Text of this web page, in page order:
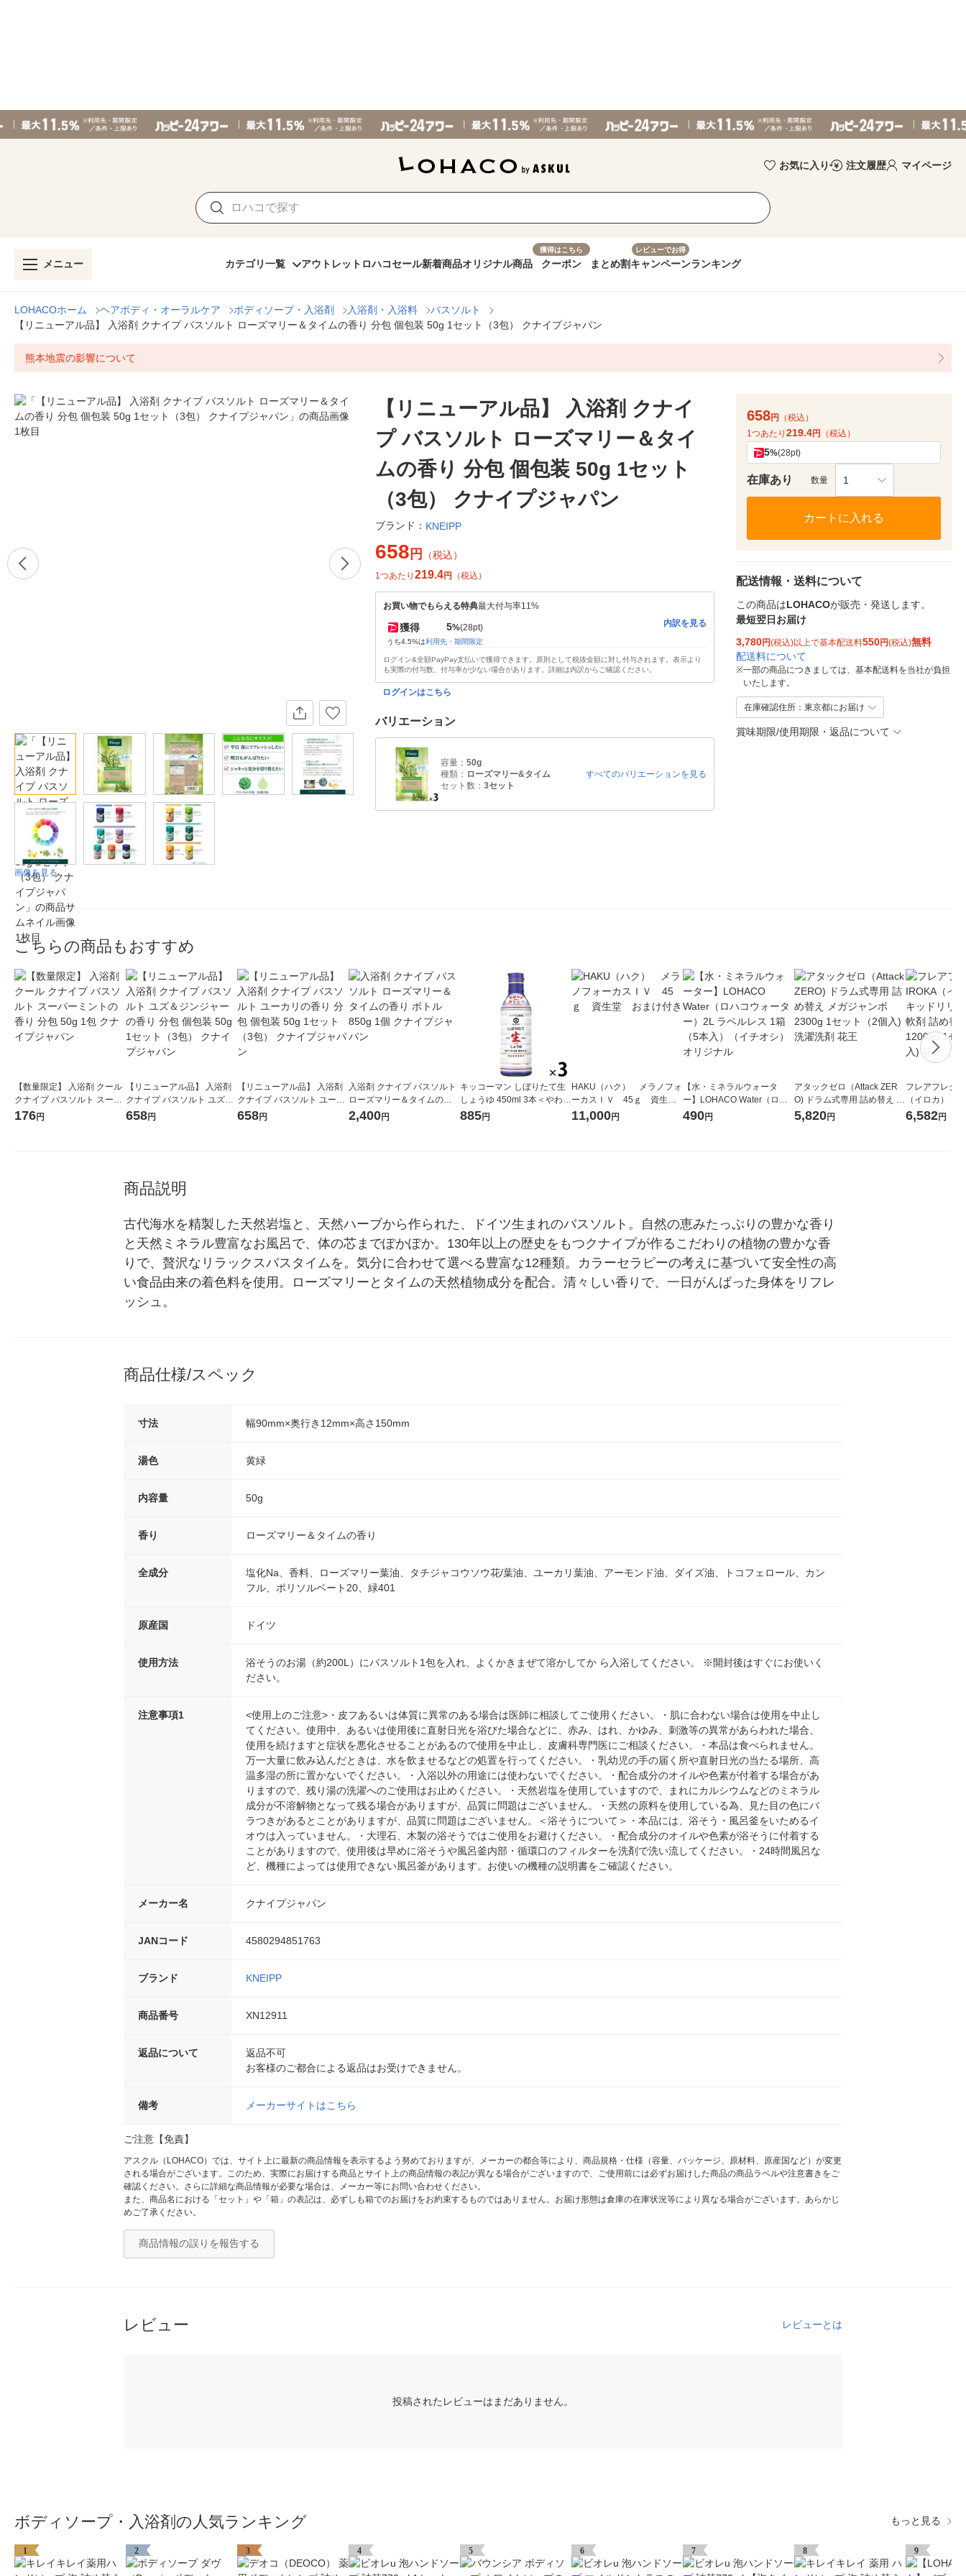
お気に入り 注文履歴 マイページ
メニュー カテゴリ一覧 アウトレット ロハコセール新着商品オリジナル商品
獲得はこちら
クーポン まとめ割
レビューでお得
キャンペーンランキング
LOHACOホーム ヘアボディ・オーラルケア ボディソープ・入浴剤 入浴剤・入浴料
バスソルト
【リニューアル品】 入浴剤 クナイプ バスソルト ローズマリー＆タイムの香り 分包 個包装 50g 1セット（3包） クナイプジャパン
熊本地震の影響について
画像を見る
【リニューアル品】 入浴剤 クナイ
プ バスソルト ローズマリー＆タイ
ムの香り 分包 個包装 50g 1セット
（3包） クナイプジャパン
ブランド： KNEIPP
658 円 （税込）
1つあたり 219.4円 （税込）
お買い物でもらえる特典最大付与率11%
獲得 5%(28pt)
うち4.5%は利用先・期間限定
内訳を見る
ログイン&全額PayPay支払いで獲得できます。原則として税抜金額に対し付与されます。表示より
も実際の付与数、付与率が少ない場合があります。詳細は内訳からご確認ください。
ログインはこちら
バリエーション
容量： 50g
種類： ローズマリー&タイム
セット数： 3セット
すべてのバリエーションを見る
658円
（税込）
1つあたり 219.4円 （税込）
5%(28pt)
在庫あり 数量 1
カートに入れる
配送情報・送料について
この商品はLOHACOが販売・発送します。
最短翌日お届け
3,780円(税込)以上で基本配送料550円(税込)無料
配送料について
※一部の商品につきましては、基本配送料を当社が負担
いたします。
在庫確認住所：東京都にお届け
賞味期限/使用期限・返品について
こちらの商品もおすすめ
【数量限定】 入浴剤 クール
クナイプ バスソルト スーパ
ーミントの香り 分包 50g 1
176円
【リニューアル品】 入浴剤
クナイプ バスソルト ユズ＆
ジンジャーの香り 分包 個包
658円
【リニューアル品】 入浴剤
クナイプ バスソルト ユーカ
リの香り 分包 個包装 50g 1
658円
入浴剤 クナイプ バスソルト
ローズマリー＆タイムの香
り ボトル 850g 1個 クナイプ
ジャパン
2,400円
キッコーマン しぼりたて生
しょうゆ 450ml 3本＜やわら
か密封ボトル＞（イチオ
885円
HAKU（ハク） メラノフォ
ーカスＩＶ 45ｇ 資生
堂 おまけ付き
11,000円
【水・ミネラルウォータ
ー】LOHACO Water（ロハ
コウォーター）2L ラベルレ
490円
アタックゼロ（Attack ZER
O) ドラム式専用 詰め替え メ
ガジャンボ 2300g 1セット
（2個入) 洗濯洗剤 花王
5,820円
フレアフレグ
（イロカ） ネ
ーの香り 柔軟
特大 1200ml
6,582円
商品説明
古代海水を精製した天然岩塩と、天然ハーブから作られた、ドイツ生まれのバスソルト。自然の恵みたっぷりの豊かな香り
と天然ミネラル豊富なお風呂で、体の芯までぽかぽか。130年以上の歴史をもつクナイプが作るこだわりの植物の豊かな香
りで、贅沢なリラックスバスタイムを。気分に合わせて選べる豊富な12種類。カラーセラピーの考えに基づいて安全性の高
い食品由来の着色料を使用。ローズマリーとタイムの天然植物成分を配合。清々しい香りで、一日がんばった身体をリフレ
ッシュ。
商品仕様/スペック
寸法 幅90mm×奥行き12mm×高さ150mm
湯色 黄緑
内容量 50g
香り ローズマリー＆タイムの香り
全成分
塩化Na、香料、ローズマリー葉油、タチジャコウソウ花/葉油、ユーカリ葉油、アーモンド油、ダイズ油、トコフェロール、カン
フル、ポリソルベート20、緑401
原産国 ドイツ
使用方法
浴そうのお湯（約200L）にバスソルト1包を入れ、よくかきまぜて溶かしてか ら入浴してください。 ※開封後はすぐにお使いく
ださい。
注意事項1
<使用上のご注意>・皮フあるいは体質に異常のある場合は医師に相談してご使用ください。・肌に合わない場合は使用を中止し
てください。使用中、あるいは使用後に直射日光を浴びた場合などに、赤み、はれ、かゆみ、刺激等の異常があらわれた場合、
使用を続けますと症状を悪化させることがあるので使用を中止し、皮膚科専門医にご相談ください。・本品は食べられません。
万一大量に飲み込んだときは、水を飲ませるなどの処置を行ってください。・乳幼児の手の届く所や直射日光の当たる場所、高
温多湿の所に置かないでください。・入浴以外の用途には使わないでください。・配合成分のオイルや色素が付着する場合があ
りますので、残り湯の洗濯へのご使用はお止めください。・天然岩塩を使用していますので、まれにカルシウムなどのミネラル
成分が不溶解物となって残る場合がありますが、品質に問題はございません。・天然の原料を使用している為、見た目の色にバ
ラつきがあるとことがありますが、品質に問題はございません。＜浴そうについて＞・本品には、浴そう・風呂釜をいためるイ
オウは入っていません。・大理石、木製の浴そうではご使用をお避けください。・配合成分のオイルや色素が浴そうに付着する
ことがありますので、使用後は早めに浴そうや風呂釜内部・循環口のフィルターを洗剤で洗い流してください。・24時間風呂な
ど、機種によっては使用できない風呂釜があります。お使いの機種の説明書をご確認ください。
メーカー名 クナイプジャパン
JANコード 4580294851763
ブランド KNEIPP
商品番号 XN12911
返品について
返品不可
お客様のご都合による返品はお受けできません。
備考 メーカーサイトはこちら
ご注意【免責】
アスクル（LOHACO）では、サイト上に最新の商品情報を表示するよう努めておりますが、メーカーの都合等により、商品規格・仕様（容量、パッケージ、原材料、原産国など）が変更
される場合がございます。このため、実際にお届けする商品とサイト上の商品情報の表記が異なる場合がございますので、ご使用前には必ずお届けした商品の商品ラベルや注意書きをご
確認ください。さらに詳細な商品情報が必要な場合は、メーカー等にお問い合わせください。
また、商品名における「セット」や「箱」の表記は、必ずしも箱でのお届けをお約束するものではありません。お届け形態は倉庫の在庫状況等により異なる場合がございます。あらかじ
めご了承ください。
商品情報の誤りを報告する
レビュー レビューとは
投稿されたレビューはまだありません。
ボディソープ・入浴剤の人気ランキング もっと見る
1 2 3 4 5 6 7 8 9